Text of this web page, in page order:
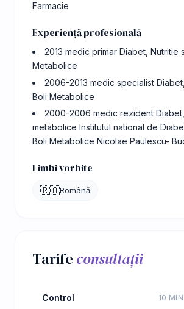
Farmacie
Experiență profesională
2013 medic primar Diabet, Nutritie
Metabolice
2006-2013 medic specialist
Boli Metabolice
2000-2006 medic rezident
metabolice Institutul national de
Boli Metabolice Nicolae Paulescu-
Limbi vorbite
🇷🇴Română
Tarife consultații
Control 10 MIN